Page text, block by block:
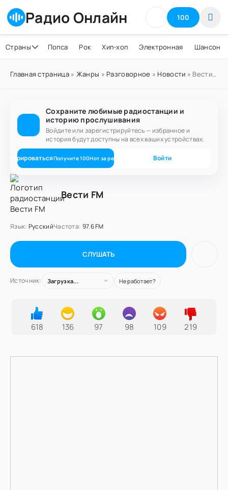
Радио Онлайн 100
Страны Попса Рок Хип-хоп Электронная Шансон
Главная страница» Жанры » Разговорное » Новости » Вести FM
Сохраните любимые радиостанции и
историю прослушивания
Войдите или зарегистрируйтесь — избранное и
история будут доступны на всех ваших устройствах.
Получите100Нот за регистрацию Войти
Вести FM
Язык: РусскийЧастота: 97.6 FM
СЛУШАТЬ
Источник: Загрузка... Не работает?
618 136 97 98 109 219